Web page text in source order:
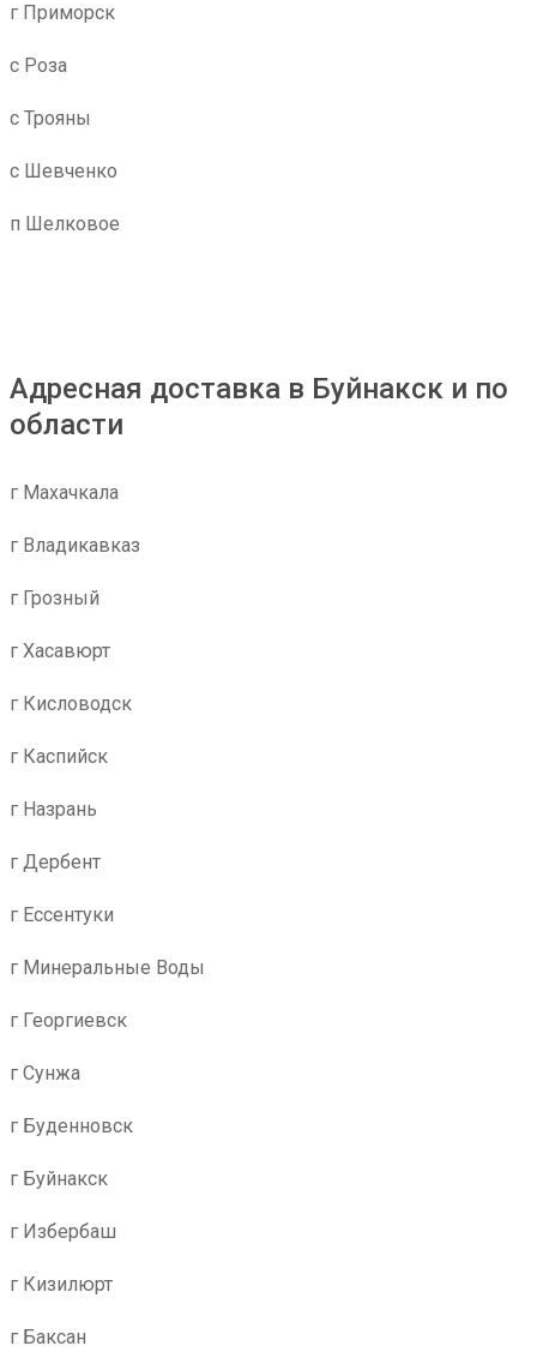
г Приморск
с Роза
с Трояны
с Шевченко
п Шелковое
Адресная доставка в Буйнакск и по
области
г Махачкала
г Владикавказ
г Грозный
г Хасавюрт
г Кисловодск
г Каспийск
г Назрань
г Дербент
г Ессентуки
г Минеральные Воды
г Георгиевск
г Сунжа
г Буденновск
г Буйнакск
г Избербаш
г Кизилюрт
г Баксан